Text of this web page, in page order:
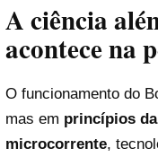
A ciência
acontece na
O funcionamento do
mas em princípios
microcorrente,